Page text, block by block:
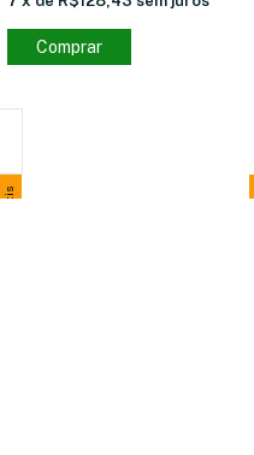
Comprar
Frete grátis